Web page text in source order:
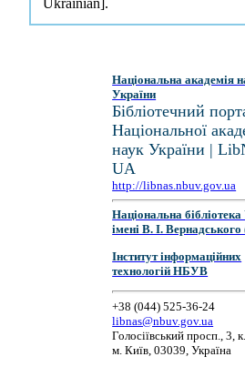
Ukrainian].
Національна академія
України
Бібліотечний
Національної
наук України |
UA
http://libnas.nbuv.gov.ua
Національна
імені В. І.
Інститут інформаційних
технологій НБУВ
+38 (044) 525-36-24
libnas@nbuv.gov.ua
Голосіївський просп., 3,
м. Київ, 03039, Україна